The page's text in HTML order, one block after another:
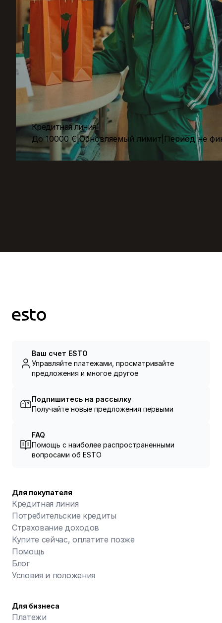
Кредитная линия
До 10000 €|Обновляемый лимит Период не
Для покупателя
Кредитная линия
Потребительские кредиты
Страхование доходов
Купите сейчас, оплатите позже
Помощь
Блог
Условия и положения
Для бизнеса
Платежи
Ваш счет ESTO
Управляйте платежами, просматривайте
предложения и многое другое
Подпишитесь на рассылку
Получайте новые предложения первыми
FAQ
Помощь с наиболее распространенными
вопросами об ESTO